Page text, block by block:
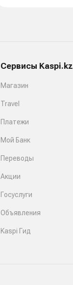
Сервисы Kaspi.kz
Магазин
Travel
Платежи
Мой Банк
Переводы
Акции
Госуслуги
Объявления
Kaspi Гид